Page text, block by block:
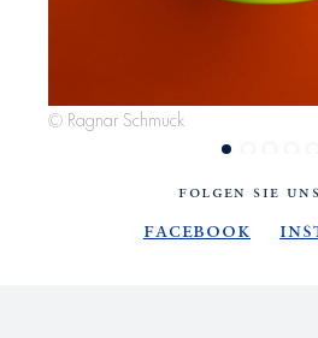
© Ragnar Schmuck
FOLGEN SIE
Facebook